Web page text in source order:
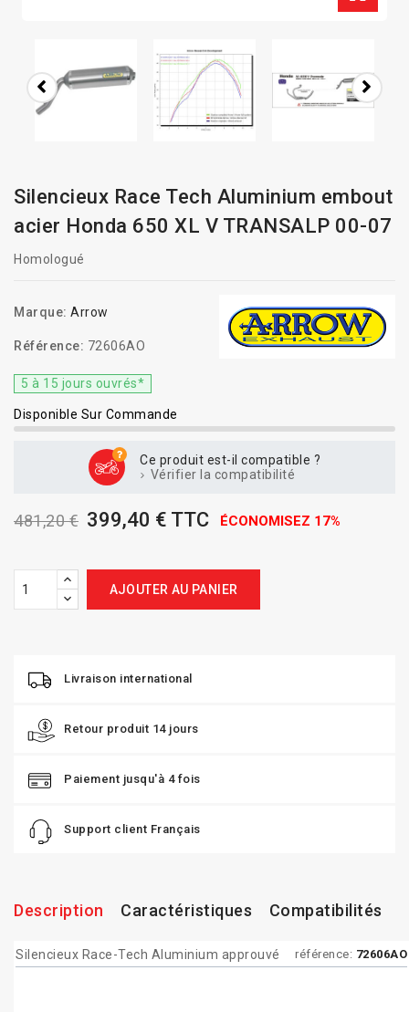
Silencieux Race Tech Aluminium embout
acier Honda 650 XL V TRANSALP 00-07
Homologué
Marque: Arrow
Référence: 72606AO
5 à 15 jours ouvrés*
Disponible Sur Commande
Ce produit est-il compatible ?
Vérifier la compatibilité
481,20 € 399,40 € TTC ÉCONOMISEZ 17%
AJOUTER AU PANIER
Livraison international
Retour produit 14 jours
Paiement jusqu'à 4 fois
Support client Français
Description Caractéristiques Compatibilités
référence: 72606AO
Silencieux Race-Tech Aluminium approuvé